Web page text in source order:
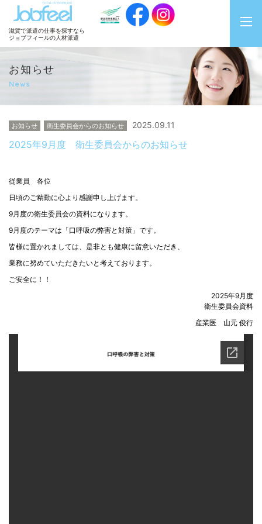
JobFeel
滋賀で派遣の仕事を探すなら
ジョブフィールの人材派遣
お知らせ
News
お知らせ 衛生委員会からのお知らせ 2025.09.11
2025年9月度 衛生委員会からのお知らせ
従業員 各位
日頃のご精勤に心より感謝申し上げます。
9月度の衛生委員会の資料になります。
9月度のテーマは「口呼吸の弊害と対策」です。
皆様に置かれましては、是非とも健康に留意いただき、
業務に努めていただきたいと考えております。
ご安全に！！
2025年9月度
衛生委員会資料
産業医 山元 俊行